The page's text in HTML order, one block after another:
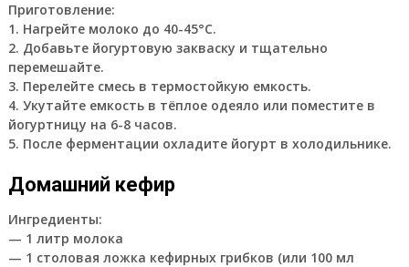
Приготовление:
1. Нагрейте молоко до 40-45°C.
2. Добавьте йогуртовую закваску и тщательно
перемешайте.
3. Перелейте смесь в термостойкую емкость.
4. Укутайте емкость в тёплое одеяло или поместите в
йогуртницу на 6-8 часов.
5. После ферментации охладите йогурт в холодильнике.
Домашний кефир
Ингредиенты:
— 1 литр молока
— 1 столовая ложка кефирных грибков (или 100 мл